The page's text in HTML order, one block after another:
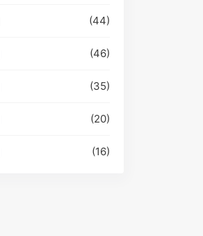
(44)
(46)
(35)
(20)
(16)